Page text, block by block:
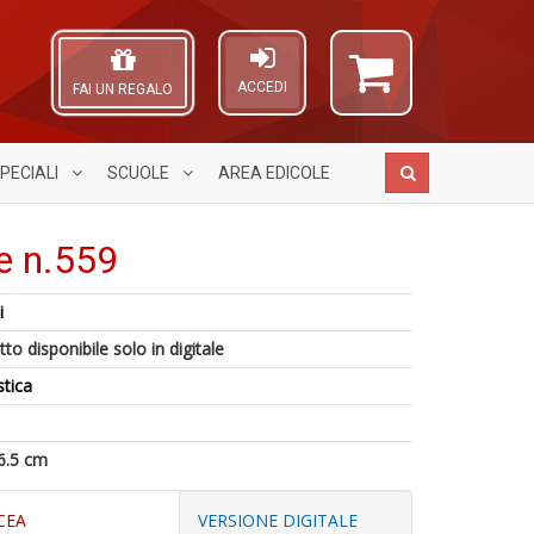
ACCEDI
FAI UN REGALO
SCUOLE AREA EDICOLE
n.559
disponibile solo in digitale
cm
VERSIONE DIGITALE